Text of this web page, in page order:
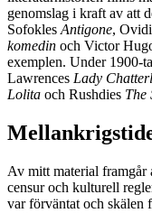
genomslag i kraft av att
Sofokles Antigone,
komedin och Victor
exemplen. Under 1900-
Lawrences Lady
Lolita och Rushdies The
Av mitt material framgår
censur och kulturell
var förväntat och skälen